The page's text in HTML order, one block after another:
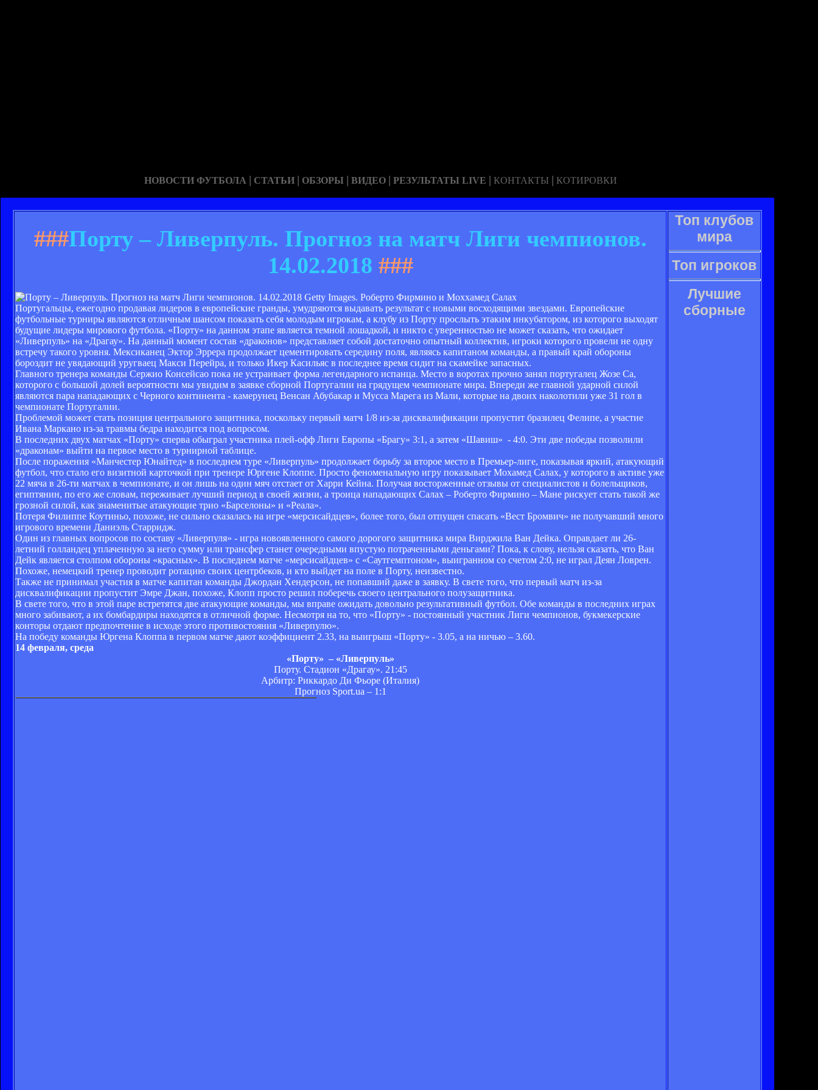
НОВОСТИ ФУТБОЛА | СТАТЬИ | ОБЗОРЫ | ВИДЕО | РЕЗУЛЬТАТЫ LIVE | КОНТАКТЫ | КОТИРОВКИ
###Порту – Ливерпуль. Прогноз на матч Лиги чемпионов.
14.02.2018 ###
Getty Images. Роберто Фирмино и Моххамед Салах
Португальцы, ежегодно продавая лидеров в европейские гранды, умудряются выдавать результат с новыми восходящими звездами. Европейские
футбольные турниры являются отличным шансом показать себя молодым игрокам, а клубу из Порту прослыть этаким инкубатором, из которого выходят
будущие лидеры мирового футбола. «Порту» на данном этапе является темной лошадкой, и никто с уверенностью не может сказать, что ожидает
«Ливерпуль» на «Драгау». На данный момент состав «драконов» представляет собой достаточно опытный коллектив, игроки которого провели не одну
встречу такого уровня. Мексиканец Эктор Эррера продолжает цементировать середину поля, являясь капитаном команды, а правый край обороны
бороздит не увядающий уругваец Макси Перейра, и только Икер Касильяс в последнее время сидит на скамейке запасных.
Главного тренера команды Сержио Консейсао пока не устраивает форма легендарного испанца. Место в воротах прочно занял португалец Жозе Са,
которого с большой долей вероятности мы увидим в заявке сборной Португалии на грядущем чемпионате мира. Впереди же главной ударной силой
являются пара нападающих с Черного континента - камерунец Венсан Абубакар и Мусса Марега из Мали, которые на двоих наколотили уже 31 гол в
чемпионате Португалии.
Проблемой может стать позиция центрального защитника, поскольку первый матч 1/8 из-за дисквалификации пропустит бразилец Фелипе, а участие
Ивана Маркано из-за травмы бедра находится под вопросом.
В последних двух матчах «Порту» сперва обыграл участника плей-офф Лиги Европы «Брагу» 3:1, а затем «Шавиш» - 4:0. Эти две победы позволили
«драконам» выйти на первое место в турнирной таблице.
После поражения «Манчестер Юнайтед» в последнем туре «Ливерпуль» продолжает борьбу за второе место в Премьер-лиге, показывая яркий, атакующий
футбол, что стало его визитной карточкой при тренере Юргене Клоппе. Просто феноменальную игру показывает Мохамед Салах, у которого в активе уже
22 мяча в 26-ти матчах в чемпионате, и он лишь на один мяч отстает от Харри Кейна. Получая восторженные отзывы от специалистов и болельщиков,
египтянин, по его же словам, переживает лучший период в своей жизни, а троица нападающих Салах – Роберто Фирмино – Мане рискует стать такой же
грозной силой, как знаменитые атакующие трио «Барселоны» и «Реала».
Потеря Филиппе Коутиньо, похоже, не сильно сказалась на игре «мерсисайдцев», более того, был отпущен спасать «Вест Бромвич» не получавший много
игрового времени Даниэль Старридж.
Один из главных вопросов по составу «Ливерпуля» - игра новоявленного самого дорогого защитника мира Вирджила Ван Дейка. Оправдает ли 26-
летний голландец уплаченную за него сумму или трансфер станет очередными впустую потраченными деньгами? Пока, к слову, нельзя сказать, что Ван
Дейк является столпом обороны «красных». В последнем матче «мерсисайдцев» с «Саутгемптоном», выигранном со счетом 2:0, не играл Деян Ловрен.
Похоже, немецкий тренер проводит ротацию своих центрбеков, и кто выйдет на поле в Порту, неизвестно.
Также не принимал участия в матче капитан команды Джордан Хендерсон, не попавший даже в заявку. В свете того, что первый матч из-за
дисквалификации пропустит Эмре Джан, похоже, Клопп просто решил поберечь своего центрального полузащитника.
В свете того, что в этой паре встретятся две атакующие команды, мы вправе ожидать довольно результативный футбол. Обе команды в последних играх
много забивают, а их бомбардиры находятся в отличной форме. Несмотря на то, что «Порту» - постоянный участник Лиги чемпионов, букмекерские
конторы отдают предпочтение в исходе этого противостояния «Ливерпулю».
На победу команды Юргена Клоппа в первом матче дают коэффициент 2.33, на выигрыш «Порту» - 3.05, а на ничью – 3.60.
14 февраля, среда
«Порту» – «Ливерпуль»
Порту. Стадион «Драгау». 21:45
Арбитр: Риккардо Ди Фьоре (Италия)
Прогноз Sport.ua – 1:1
Топ клубов
мира
Топ игроков
Лучшие
сборные